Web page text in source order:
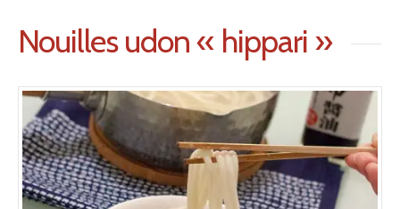
Nouilles udon « hippari »